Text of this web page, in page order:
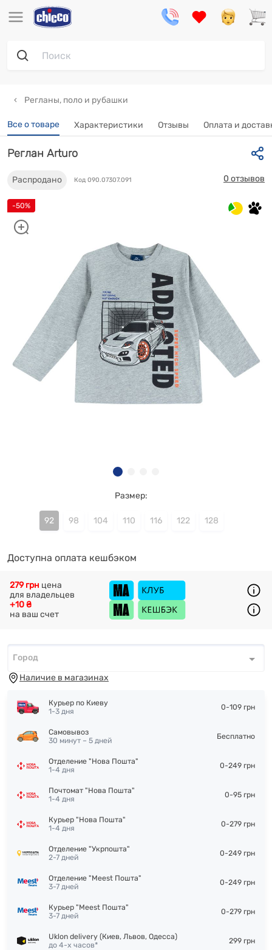
Регланы, поло и рубашки
Все о товаре Характеристики Отзывы Оплата и
-50%
Реглан Arturo
Распродано Код 090.07307.091 0 отзывов
Размер:
92 98 104 110 116 122 128
Доступна оплата кешбэком
+10 ₴
на ваш счет
279 грн цена
для владельцев
Город*
Город
Наличие в магазинах
Курьер по Киеву
1-3 дня
0-109 грн
Самовывоз
30 минут – 5 дней
Бесплатно
Отделение "Нова Пошта"
1-4 дня
0-249 грн
Почтомат "Нова Пошта"
1-4 дня
0-95 грн
Курьер "Нова Пошта"
1-4 дня
0-279 грн
Отделение "Укрпошта"
2-7 дней
0-249 грн
Отделение "Meest Пошта"
3-7 дней
0-249 грн
Курьер "Meest Пошта"
3-7 дней
0-279 грн
Uklon delivery (Киев, Львов, Одесса)
до 4-х часов*
299 грн